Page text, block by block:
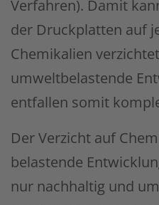
Verfahren). Damit
der Druckplatten auf
Chemikalien
umweltbelastende
entfallen somit
Der Verzicht auf
belastende
nur nachhaltig und